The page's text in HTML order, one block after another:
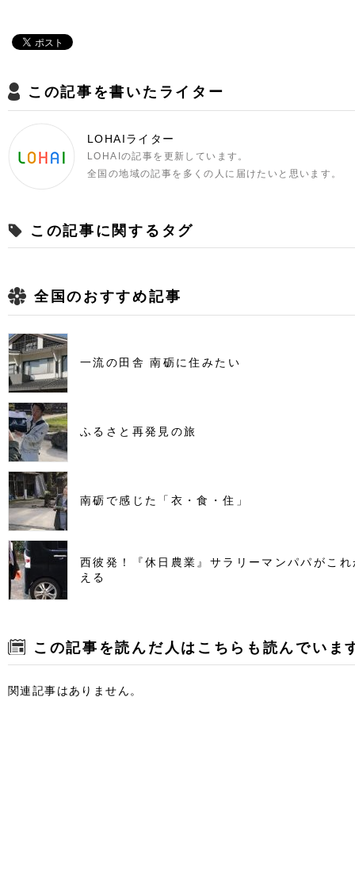
この記事を書いたライター
LOHAIライター
LOHAIの記事を更新しています。
全国の地域の記事を多くの人に届けたいと思います。
この記事に関するタグ
全国のおすすめ記事
一流の田舎 南砺に住みたい
ふるさと再発見の旅
南砺で感じた「衣・食・住」
西彼発！『休日農業』サラリーマンパパがこ
える
この記事を読んだ人はこちらも読んでいま
関連記事はありません。